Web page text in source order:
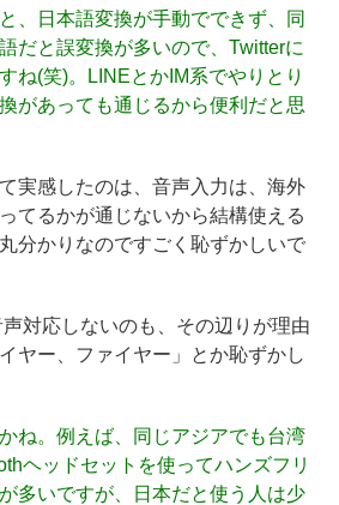
、日本語変換が手動でできず、同
だと誤変換が多いので、Twitterに
ね(笑)。LINEとかIM系でやりとり
があっても通じるから便利だと思
実感したのは、音声入力は、海外
てるかが通じないから結構使える
分かりなのですごく恥ずかしいで
声対応しないのも、その辺りが理由
ヤー、ファイヤー」とか恥ずかし
ね。例えば、同じアジアでも台湾
ヘッドセットを使ってハンズフリ
多いですが、日本だと使う人は少